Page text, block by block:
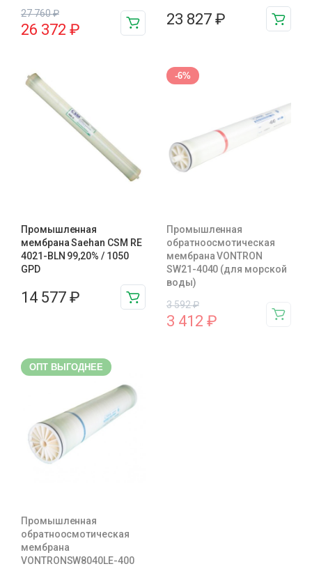
27 760₽
26 372 ₽
23 827 ₽
Промышленная
мембрана Saehan CSM RE
4021-BLN 99,20% / 1050
GPD
14 577 ₽
-6%
Промышленная
обратноосмотическая
мембрана VONTRON
SW21-4040 (для морской
воды)
3 592₽
3 412 ₽
ОПТ ВЫГОДНЕЕ
Промышленная
обратноосмотическая
мембрана
VONTRONSW8040LE-400